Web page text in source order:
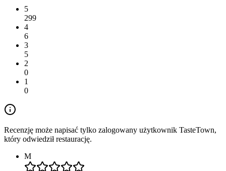
5
299
4
6
3
5
2
0
1
0
Recenzję może napisać tylko zalogowany użytkownik TasteTown,
który odwiedził restaurację.
M